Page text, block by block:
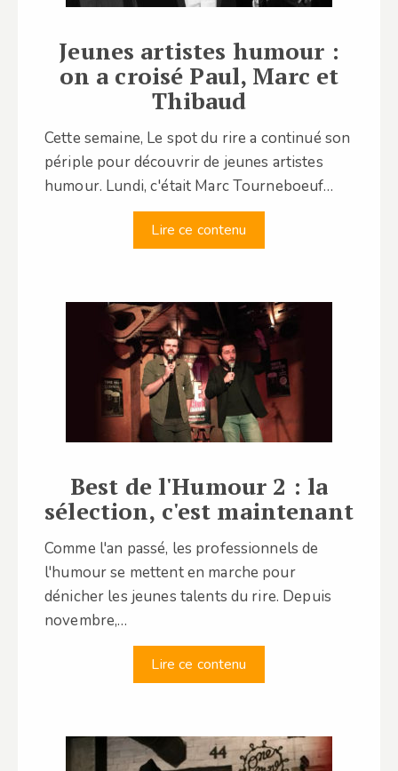
Jeunes artistes humour :
on a croisé Paul, Marc et
Thibaud
Cette semaine, Le spot du rire a continué son
périple pour découvrir de jeunes artistes
humour. Lundi, c'était Marc Tourneboeuf…
Lire ce contenu
Best de l'Humour 2 : la
sélection, c'est maintenant
Comme l'an passé, les professionnels de
l'humour se mettent en marche pour
dénicher les jeunes talents du rire. Depuis
novembre,…
Lire ce contenu